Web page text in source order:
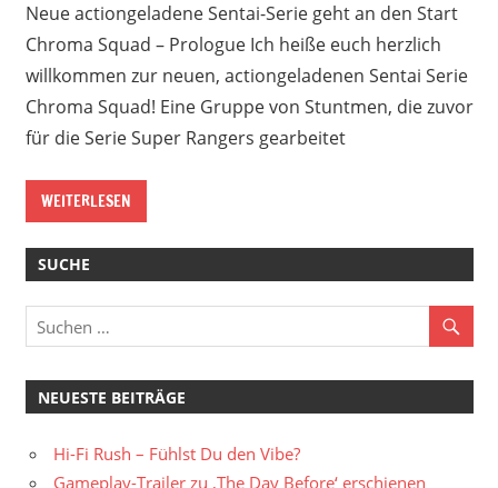
Neue actiongeladene Sentai-Serie geht an den Start
Chroma Squad – Prologue Ich heiße euch herzlich
willkommen zur neuen, actiongeladenen Sentai Serie
Chroma Squad! Eine Gruppe von Stuntmen, die zuvor
für die Serie Super Rangers gearbeitet
WEITERLESEN
SUCHE
NEUESTE BEITRÄGE
Hi-Fi Rush – Fühlst Du den Vibe?
Gameplay-Trailer zu ‚The Day Before‘ erschienen